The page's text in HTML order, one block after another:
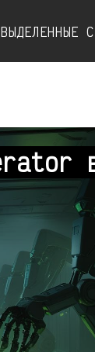
ВЫДЕЛЕННЫЕ